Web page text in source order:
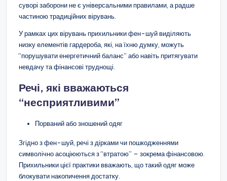
суворі заборони не є універсальними правилами, а радше
частиною традиційних вірувань.
У рамках цих вірувань прихильники фен-шуй виділяють
низку елементів гардероба, які, на їхню думку, можуть
“порушувати енергетичний баланс” або навіть притягувати
невдачу та фінансові труднощі.
Речі, які вважаються
“несприятливими”
Порваний або зношений одяг
Згідно з фен-шуй, речі з дірками чи пошкодженнями
символічно асоціюються з “втратою” – зокрема фінансовою.
Прихильники цієї практики вважають, що такий одяг може
блокувати накопичення достатку.